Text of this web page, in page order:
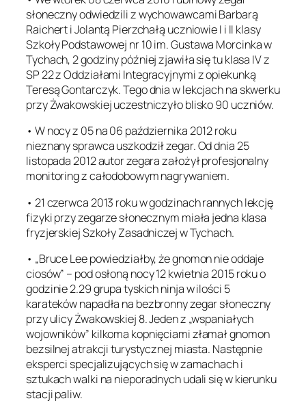
słoneczny odwiedzili z wychowawcami Barbarą
Raichert i Jolantą Pierzchałą uczniowie I i II klasy
Szkoły Podstawowej nr 10 im. Gustawa Morcinka w
Tychach, 2 godziny później zjawiła się tu klasa IV z
SP 22 z Oddziałami Integracyjnymi z opiekunką
Teresą Gontarczyk. Tego dnia w lekcjach na skwerku
przy Żwakowskiej uczestniczyło blisko 90 uczniów.
• W nocy z 05 na 06 października 2012 roku
nieznany sprawca uszkodził zegar. Od dnia 25
listopada 2012 autor zegara założył profesjonalny
monitoring z całodobowym nagrywaniem.
• 21 czerwca 2013 roku w godzinach rannych lekcję
fizyki przy zegarze słonecznym miała jedna klasa
fryzjerskiej Szkoły Zasadniczej w Tychach.
• „Bruce Lee powiedziałby, że gnomon nie oddaje
ciosów” – pod osłoną nocy 12 kwietnia 2015 roku o
godzinie 2.29 grupa tyskich ninja w ilości 5
karateków napadła na bezbronny zegar słoneczny
przy ulicy Żwakowskiej 8. Jeden z „wspaniałych
wojowników” kilkoma kopnięciami złamał gnomon
bezsilnej atrakcji turystycznej miasta. Następnie
eksperci specjalizujących się w zamachach i
sztukach walki na nieporadnych udali się w kierunku
stacji paliw.